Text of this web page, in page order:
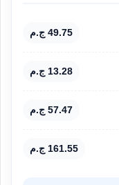
49.75 ج.م
13.28 ج.م
57.47 ج.م
161.55 ج.م